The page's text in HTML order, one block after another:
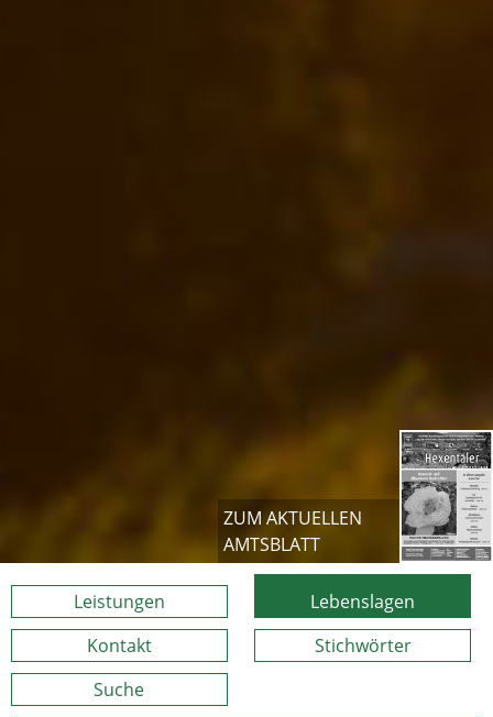
ZUM AKTUELLEN
AMTSBLATT
Leistungen
Lebenslagen
Kontakt
Stichwörter
Suche